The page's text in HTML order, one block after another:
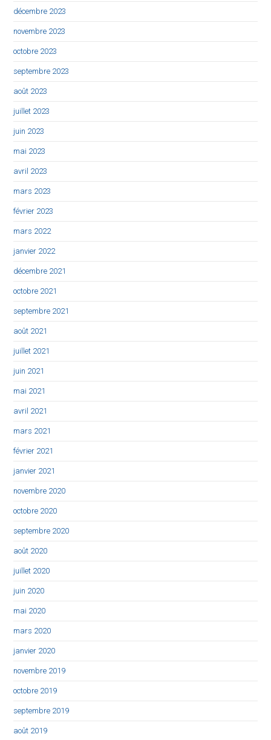
décembre 2023
novembre 2023
octobre 2023
septembre 2023
août 2023
juillet 2023
juin 2023
mai 2023
avril 2023
mars 2023
février 2023
mars 2022
janvier 2022
décembre 2021
octobre 2021
septembre 2021
août 2021
juillet 2021
juin 2021
mai 2021
avril 2021
mars 2021
février 2021
janvier 2021
novembre 2020
octobre 2020
septembre 2020
août 2020
juillet 2020
juin 2020
mai 2020
mars 2020
janvier 2020
novembre 2019
octobre 2019
septembre 2019
août 2019